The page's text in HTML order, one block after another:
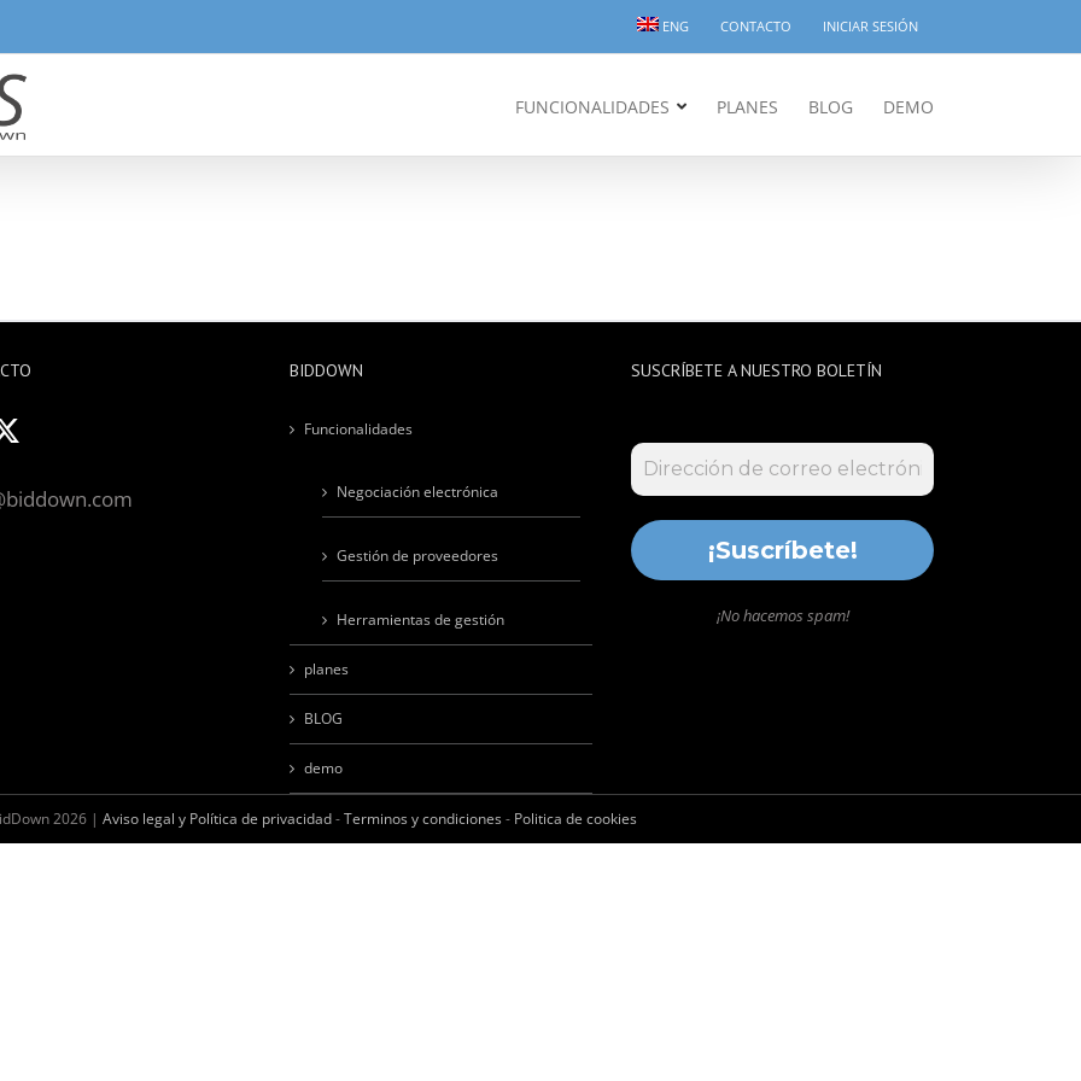
ENG CONTACTO INICIAR SESIÓN
FUNCIONALIDADES PLANES BLOG DEMO
BIDDOWN
Funcionalidades
Negociación electrónica
Gestión de proveedores
Herramientas de gestión
planes
BLOG
demo
SUSCRÍBETE A NUESTRO BOLETÍN
¡No hacemos spam!
2026 | Aviso legal y Política de privacidad-Terminos y condiciones- Politica de cookies